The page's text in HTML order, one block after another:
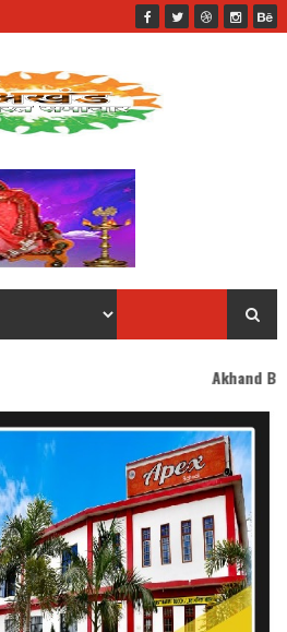
Akhand Bharat welcomes